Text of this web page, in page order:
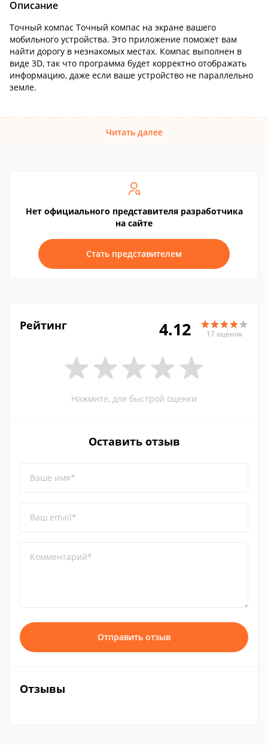
Описание
Точный компас Точный компас на экране вашего
мобильного устройства. Это приложение поможет вам
найти дорогу в незнакомых местах. Компас выполнен в
виде 3D, так что программа будет корректно отображать
информацию, даже если ваше устройство не параллельно
земле.
Читать далее
Нет официального представителя разработчика
на сайте
Стать представителем
Рейтинг 4.12 17 оценок
Нажмите, для быстрой оценки
Оставить отзыв
Ваше имя*
Ваш email*
Комментарий*
Отправить отзыв
Отзывы